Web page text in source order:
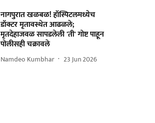
नागपुरात खळबळ! हॉस्पिटलमध्येच
डॉक्टर मृतावस्थेत आढळले;
मृतदेहाजवळ सापडलेली 'ती' गोष्ट पाहून
पोलीसही चक्रावले
Namdeo Kumbhar 23 Jun 2026